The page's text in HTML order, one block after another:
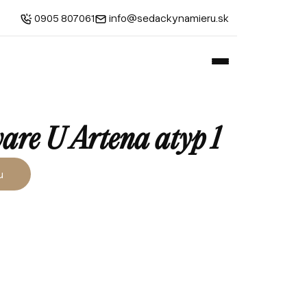
0905 807061 info@sedackynamieru.sk
U Artena atyp 1